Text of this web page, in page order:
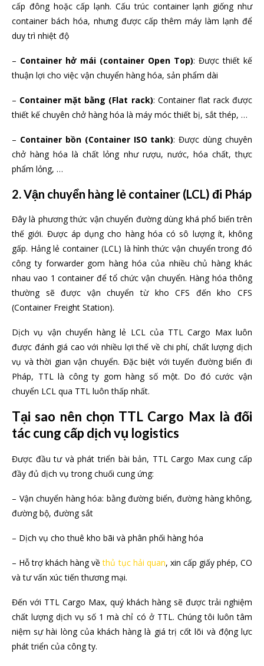
cấp đông hoặc cấp lạnh. Cấu trúc container lạnh giống như
container bách hóa, nhưng được cấp thêm máy làm lạnh để
duy trì nhiệt độ
– Container hở mái (container Open Top): Được thiết kế
thuận lợi cho việc vận chuyển hàng hóa, sản phẩm dài
– Container mặt bằng (Flat rack): Container flat rack được
thiết kế chuyên chở hàng hóa là máy móc thiết bị, sắt thép, …
– Container bồn (Container ISO tank): Được dùng chuyên
chở hàng hóa là chất lỏng như rượu, nước, hóa chất, thực
phẩm lỏng, …
2. Vận chuyển hàng lẻ container (LCL) đi Pháp
Đây là phương thức vận chuyển đường dùng khá phổ biến trên
thế giới. Được áp dụng cho hàng hóa có sô lượng ít, không
gấp. Hảng lẻ container (LCL) là hình thức vận chuyển trong đó
công ty forwarder gom hàng hóa của nhiều chủ hàng khác
nhau vao 1 container để tổ chức vận chuyển. Hàng hóa thông
thường sẽ được vận chuyển từ kho CFS đến kho CFS
(Container Freight Station).
Dịch vụ vận chuyển hàng lẻ LCL của TTL Cargo Max luôn
được đánh giá cao với nhiều lợi thế về chi phí, chất lượng dịch
vụ và thời gian vận chuyển. Đặc biệt với tuyến đường biển đi
Pháp, TTL là công ty gom hàng số một. Do đó cước vận
chuyển LCL qua TTL luôn thấp nhất.
Tại sao nên chọn TTL Cargo Max là đối
tác cung cấp dịch vụ logistics
Được đầu tư và phát triển bài bản, TTL Cargo Max cung cấp
đầy đủ dịch vụ trong chuối cung ứng:
– Vận chuyển hàng hóa: bằng đường biển, đường hàng không,
đường bộ, đường sắt
– Dịch vụ cho thuê kho bãi và phân phối hàng hóa
– Hỗ trợ khách hàng vềthủ tục hải quan, xin cấp giấy phép, CO
và tư vấn xúc tiến thương mại.
Đến với TTL Cargo Max, quý khách hàng sẽ được trải nghiệm
chất lượng dịch vụ số 1 mà chỉ có ở TTL. Chúng tôi luôn tâm
niệm sự hài lòng của khách hàng là giá trị cốt lõi và động lực
phát triển của công ty.